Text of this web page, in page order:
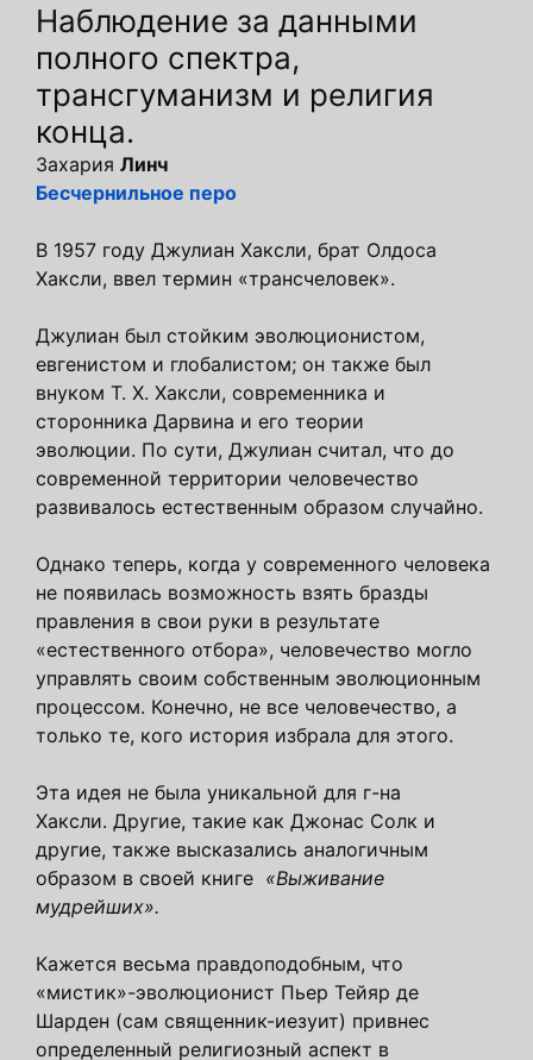
Наблюдение за данными
полного спектра,
трансгуманизм и религия
конца.
Захария Линч
Бесчернильное перо
В 1957 году Джулиан Хаксли, брат Олдоса
Хаксли, ввел термин «трансчеловек».
Джулиан был стойким эволюционистом,
евгенистом и глобалистом; он также был
внуком Т. Х. Хаксли, современника и
сторонника Дарвина и его теории
эволюции. По сути, Джулиан считал, что до
современной территории человечество
развивалось естественным образом случайно.
Однако теперь, когда у современного человека
не появилась возможность взять бразды
правления в свои руки в результате
«естественного отбора», человечество могло
управлять своим собственным эволюционным
процессом. Конечно, не все человечество, а
только те, кого история избрала для этого.
Эта идея не была уникальной для г-на
Хаксли. Другие, такие как Джонас Солк и
другие, также высказались аналогичным
образом в своей книге «Выживание
мудрейших».
Кажется весьма правдоподобным, что
«мистик»-эволюционист Пьер Тейяр де
Шарден (сам священник-иезуит) привнес
определенный религиозный аспект в